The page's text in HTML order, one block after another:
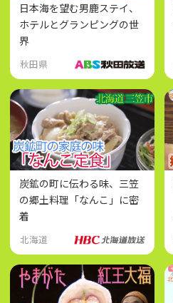
日本海を望む男鹿ステイ、
ホテルとグランピングの世
界
秋田県
炭鉱の町に伝わる味、三笠
の郷土料理「なんこ」に密
着
北海道